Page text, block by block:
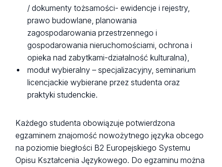
/ dokumenty tożsamości- ewidencje i rejestry,
prawo budowlane, planowania
zagospodarowania przestrzennego i
gospodarowania nieruchomościami, ochrona i
opieka nad zabytkami-działalność kulturalna),
moduł wybieralny – specjalizacyjny, seminarium
licencjackie wybierane przez studenta oraz
praktyki studenckie.
Każdego studenta obowiązuje potwierdzona
egzaminem znajomość nowożytnego języka obcego
na poziomie biegłości B2 Europejskiego Systemu
Opisu Kształcenia Językowego. Do egzaminu można